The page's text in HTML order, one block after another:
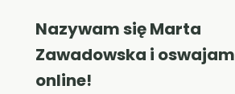
Nazywam się Marta
Zawadowska i oswajam
online!